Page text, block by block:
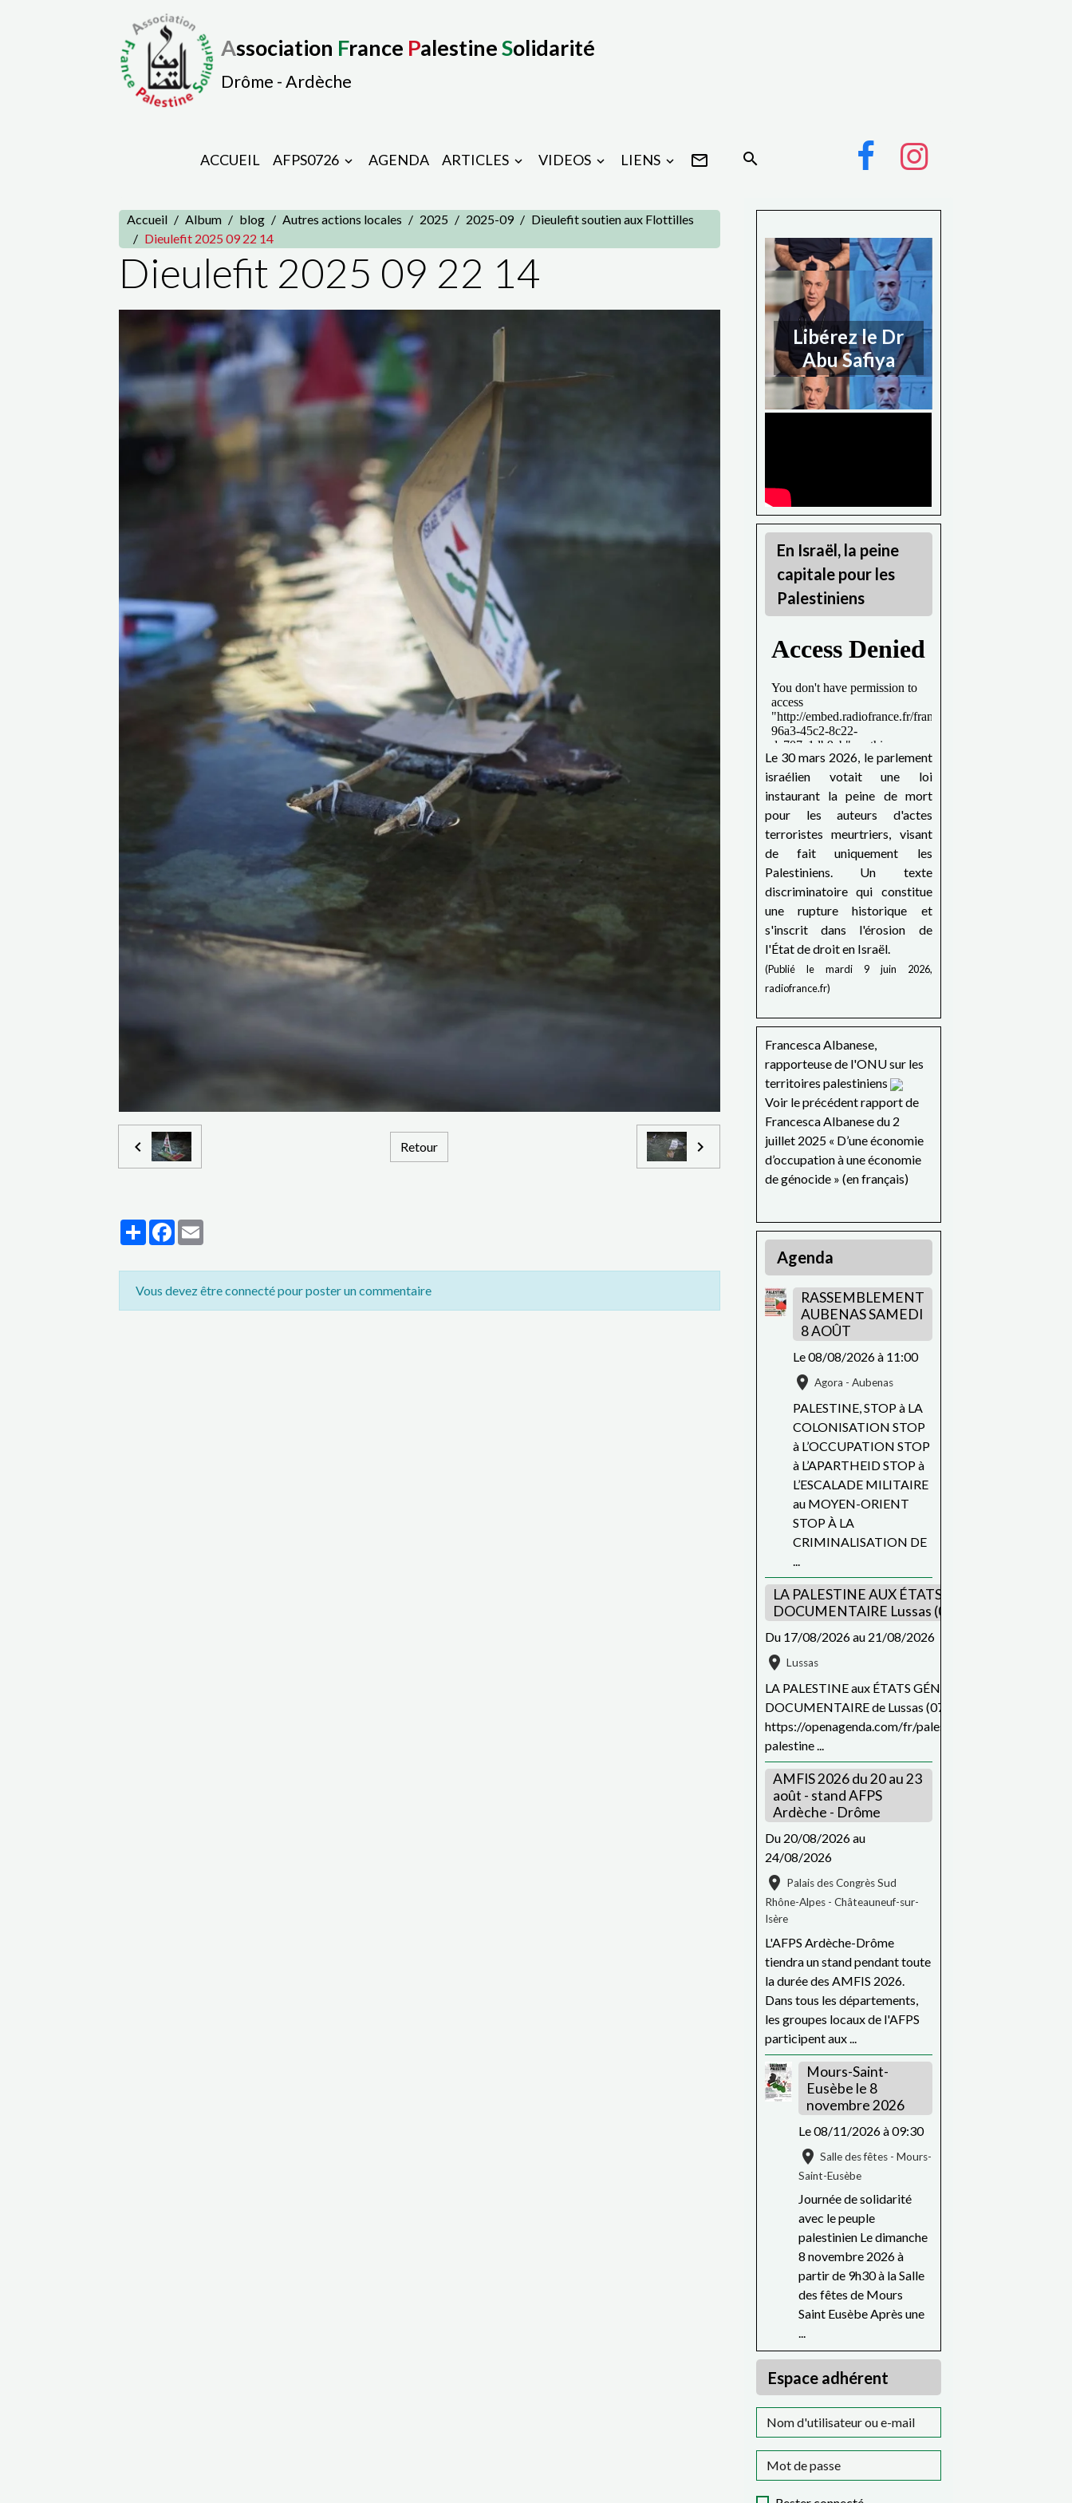
Association France PalestineSolidarité
Drôme - Ardèche
ACCUEIL AFPS0726 AGENDA ARTICLES VIDEOS LIENS
Accueil Album blog Autres actions locales 2025 2025-09
Dieulefit soutien aux Flottilles
Dieulefit 2025 09 22 14
Dieulefit 2025 09 22 14
Retour
PartagerFacebook
Vous devez être connecté pour poster un commentaire
Libérez le Dr
Abu Safiya
En Israël, la peine
capitale pour les
Palestiniens
Le 30 mars 2026, le parlement
israélien votait une loi
instaurant la peine de mort
pour les auteurs d'actes
terroristes meurtriers, visant
de fait uniquement les
Palestiniens. Un texte
discriminatoire qui constitue
une rupture historique et
s'inscrit dans l'érosion de
l'État de droit en Israël.
(Publié le mardi 9 juin 2026,
radiofrance.fr)
Francesca Albanese,
rapporteuse de l'ONU sur les
territoires palestiniens
Voir le précédent rapport de
Francesca Albanese du 2
juillet 2025 « D’une économie
d’occupation à une économie
de génocide » (en français)
Agenda
RASSEMBLEMENT
AUBENAS SAMEDI
8 AOÛT
Le 08/08/2026à 11:00
Agora - Aubenas
PALESTINE, STOP à LA
COLONISATION STOP
à L’OCCUPATION STOP
à L’APARTHEID STOP à
L’ESCALADE MILITAIRE
au MOYEN-ORIENT
STOP À LA
CRIMINALISATION DE
LA PALESTINE AUX ÉTATS GÉNÉRAUX DU
DOCUMENTAIRE Lussas (07)
Du 17/08/2026au 21/08/2026
Lussas
LA PALESTINE aux ÉTATS GÉNÉRAUX DU FILM
DOCUMENTAIRE de Lussas (07) du 17 au 21 août
https://openagenda.com/fr/palestine/events/
palestine ...
AMFIS 2026 du 20 au 23
août - stand AFPS
Ardèche - Drôme
Du 20/08/2026au
24/08/2026
Palais des Congrès Sud
Rhône-Alpes - Châteauneuf-sur-
Isère
L'AFPS Ardèche-Drôme
tiendra un stand pendant toute
la durée des AMFIS 2026.
Dans tous les départements,
les groupes locaux de l'AFPS
participent aux ...
Mours-Saint-
Eusèbe le 8
novembre 2026
Le 08/11/2026à 09:30
Salle des fêtes - Mours-
Saint-Eusèbe
Journée de solidarité
avec le peuple
palestinien Le dimanche
8 novembre 2026 à
partir de 9h30 à la Salle
des fêtes de Mours
Saint Eusèbe Après une
...
Espace adhérent